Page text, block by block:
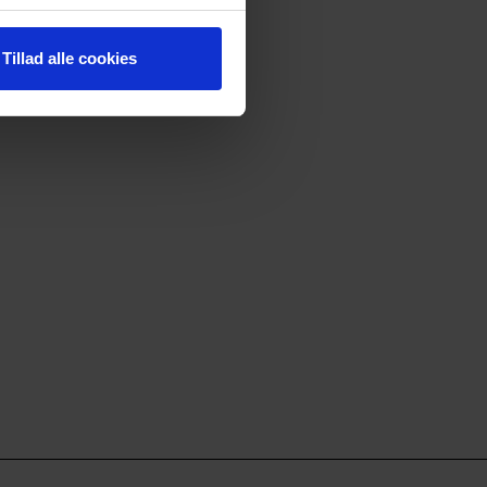
Tillad alle cookies
og